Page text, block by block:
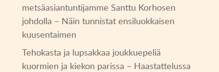
metsäasiantuntijamme Santtu Korhosen
johdolla – Näin tunnistat ensiluokkaisen
kuusentaimen
Tehokasta ja lupsakkaa joukkuepeliä
kuormien ja kiekon parissa – Haastattelussa